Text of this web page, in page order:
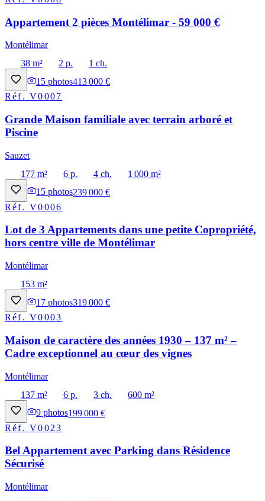
Appartement 2 pièces Montélimar - 59 000 €
Montélimar
38 m²
2 p.
1 ch.
15 photos413 000 €
Réf.V0007
Grande Maison familiale avec terrain arboré et
Piscine
Sauzet
177 m²
6 p. 4 ch.
1 000 m²
15 photos239 000 €
Réf.V0006
Lot de 3 Appartements dans une petite Copropriété,
hors centre ville de Montélimar
Montélimar
153 m²
17 photos319 000 €
Réf.V0003
Maison de caractère des années 1930 – 137 m² –
Cadre exceptionnel au cœur des vignes
Montélimar
137 m²
6 p. 3 ch.
600 m²
9 photos199 000 €
Réf.V0023
Bel Appartement avec Parking dans Résidence
Sécurisé
Montélimar